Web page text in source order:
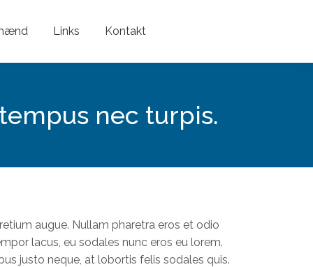
Links Kontakt
nec turpis.
augue. Nullam pharetra eros et odio
lacus, eu sodales nunc eros eu lorem.
justo neque, at lobortis felis sodales quis.